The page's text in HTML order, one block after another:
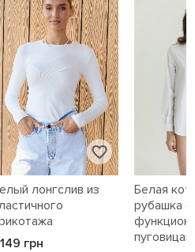
лонгслив из
грн
Белая
рубашка с